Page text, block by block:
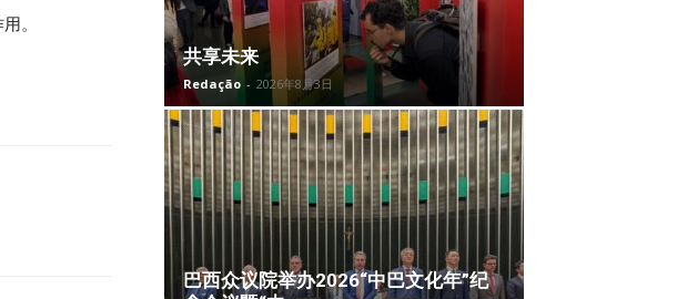
。
共享未来
Redação - 2026年8月3日
巴西众议院举办2026“中巴文化年”纪